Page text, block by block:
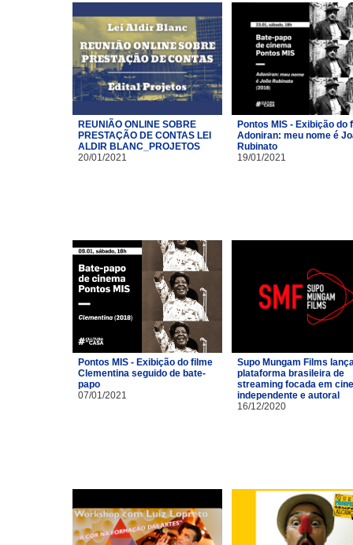
REUNIÃO ONLINE SOBRE
PRESTAÇÃO DE CONTAS LEI
ALDIR BLANC_PROJETOS
20/01/2021
Pontos MIS - Exibição do
Adoniran: meu nome é
Rubinato
19/01/2021
Pontos MIS - Exibição do filme
Clementina seguido de bate-
papo
07/01/2021
Supo Mungam Films
plataforma brasileira de
streaming focada em
independente e autoral
16/12/2020